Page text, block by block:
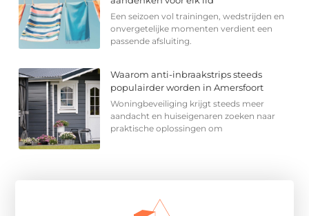
Een seizoen vol trainingen, wedstrijden en
onvergetelijke momenten verdient een
passende afsluiting.
Waarom anti-inbraakstrips steeds
populairder worden in Amersfoort
Woningbeveiliging krijgt steeds meer
aandacht en huiseigenaren zoeken naar
praktische oplossingen om